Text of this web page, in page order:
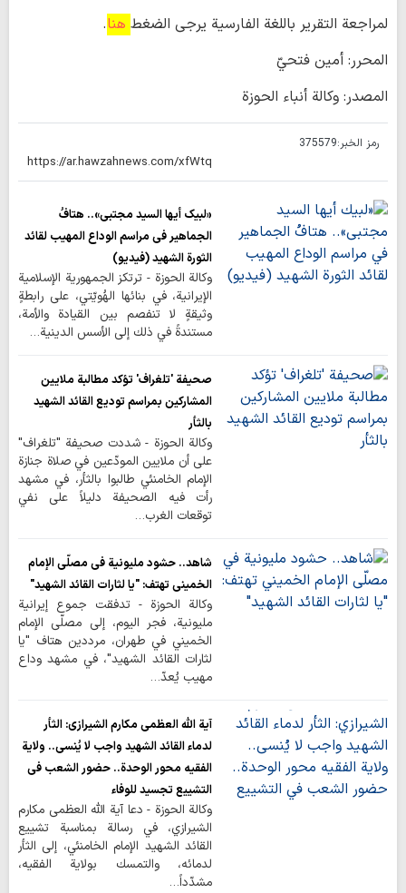
لمراجعة التقرير باللغة الفارسية يرجى الضغط هنا.
المحرر: أمين فتحيّ
المصدر: وكالة أنباء الحوزة
رمز الخبر:375579
«لبيك أيها السيد مجتبى».. هتافُ
الجماهير في مراسم الوداع المهيب لقائد
الثورة الشهيد (فيديو)
وكالة الحوزة - ترتكز الجمهورية الإسلامية
الإيرانية، في بنائها الهُويّتي، على رابطةٍ
وثيقةٍ لا تنفصم بين القيادة والأمة،
مستندةً في ذلك إلى الأسس الدينية…
صحيفة 'تلغراف' تؤكد مطالبة ملايين
المشاركين بمراسم توديع القائد الشهيد
بالثأر
وكالة الحوزة - شددت صحيفة "تلغراف"
على أن ملايين المودّعين في صلاة جنازة
الإمام الخامنئي طالبوا بالثأر، في مشهد
رأت فيه الصحيفة دليلاً على نفي
توقعات الغرب…
شاهد.. حشود مليونية في مصلّى الإمام
الخميني تهتف: "يا لثارات القائد الشهيد"
وكالة الحوزة - تدفقت جموع إيرانية
مليونية، فجر اليوم، إلى مصلّى الإمام
الخميني في طهران، مرددين هتاف "يا
لثارات القائد الشهيد"، في مشهد وداع
مهيب يُعدّ…
آية الله العظمى مكارم الشيرازي: الثأر
لدماء القائد الشهيد واجب لا يُنسى.. ولاية
الفقيه محور الوحدة.. حضور الشعب في
التشييع تجسيد للوفاء
وكالة الحوزة - دعا آية الله العظمى مكارم
الشيرازي، في رسالة بمناسبة تشييع
القائد الشهيد الإمام الخامنئي، إلى الثأر
لدمائه، والتمسك بولاية الفقيه،
مشدّداً…